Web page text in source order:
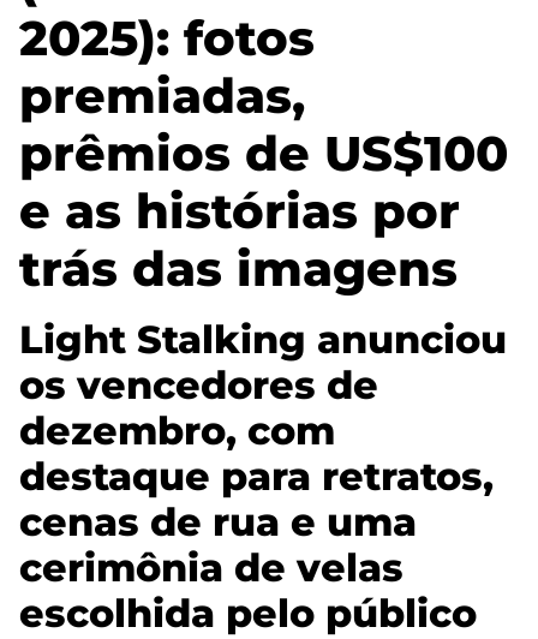
2025): fotos
premiadas,
prêmios de US$100
e as histórias por
trás das imagens
Light Stalking anunciou
os vencedores de
dezembro, com
destaque para retratos,
cenas de rua e uma
cerimônia de velas
escolhida pelo público